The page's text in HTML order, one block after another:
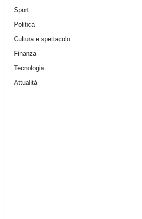
Sport
Politica
Cultura e spettacolo
Finanza
Tecnologia
Attualità